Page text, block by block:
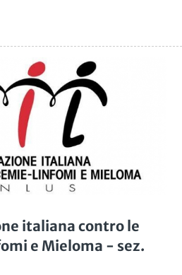
italiana contro le
e Mieloma - sez.